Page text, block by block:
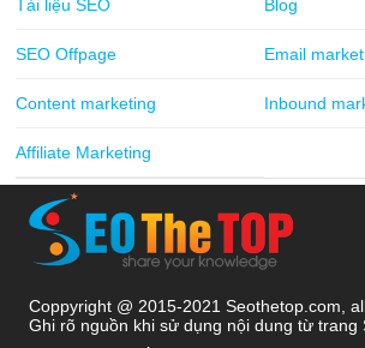
Tài liệu SEO Blog
SEO Offpage Email
Content marketing Inbound
Affiliate Marketing
Coppyright @ 2015-2021 Seothetop.com,
Ghi rõ nguồn khi sử dụng nội dung từ trang